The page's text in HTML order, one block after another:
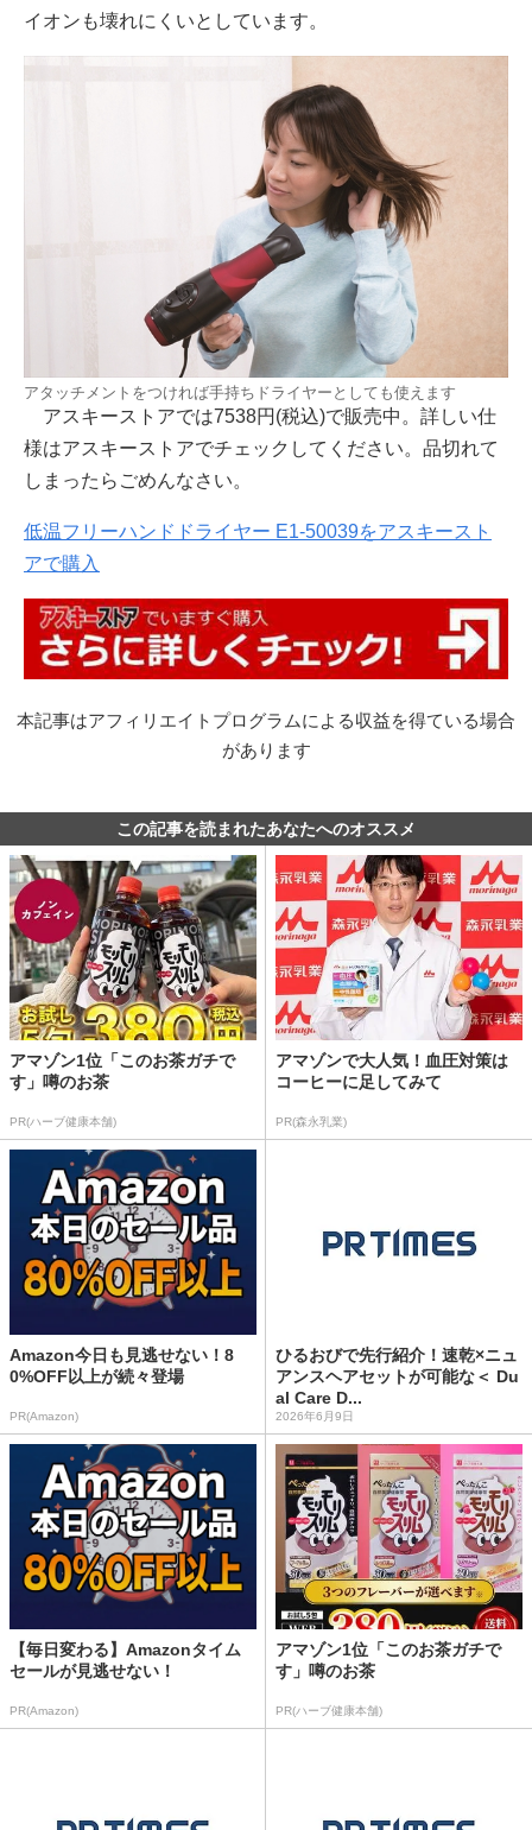
イオンも壊れにくいとしています。
アタッチメントをつければ手持ちドライヤーとしても使えます
アスキーストアでは7538円(税込)で販売中。詳しい仕
様はアスキーストアでチェックしてください。品切れて
しまったらごめんなさい。
低温フリーハンドドライヤー E1-50039をアスキースト
アで購入
本記事はアフィリエイトプログラムによる収益を得ている場合
があります
この記事を読まれたあなたへのオススメ
アマゾン1位「このお茶ガチで
す」噂のお茶
PR(ハーブ健康本舗)
アマゾンで大人気！血圧対策は
コーヒーに足してみて
PR(森永乳業)
Amazon今日も見逃せない！8
0%OFF以上が続々登場
PR(Amazon)
ひるおびで先行紹介！速乾×ニュ
アンスヘアセットが可能な＜ Du
al Care D...
2026年6月9日
【毎日変わる】Amazonタイム
セールが見逃せない！
PR(Amazon)
アマゾン1位「このお茶ガチで
す」噂のお茶
PR(ハーブ健康本舗)